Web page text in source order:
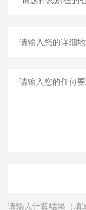
请输入计算结果（填